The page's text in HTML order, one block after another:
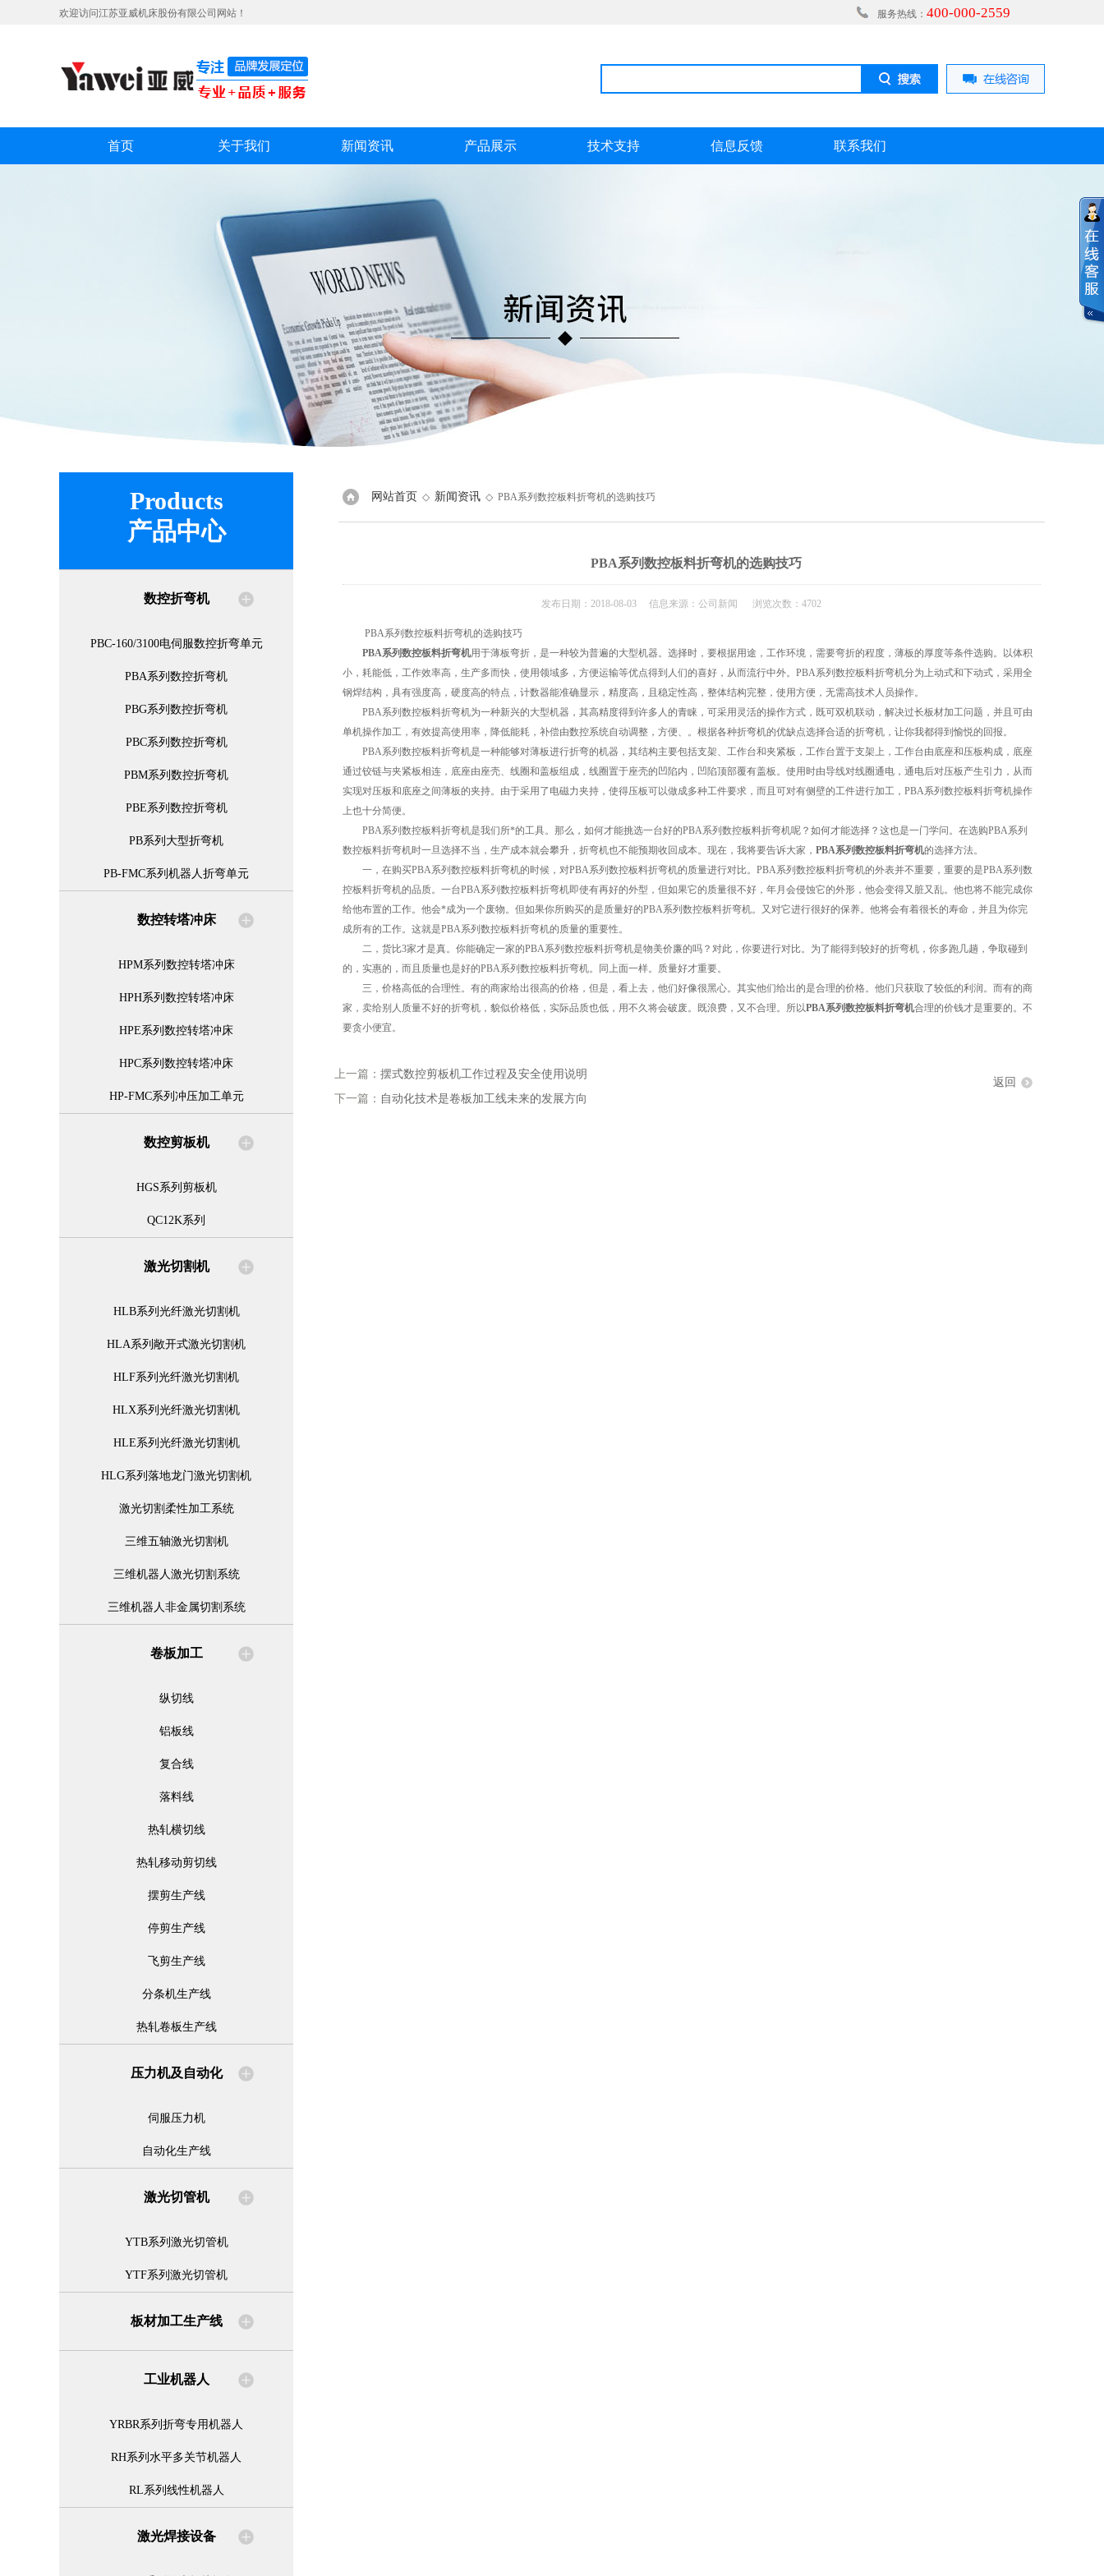
欢迎访问江苏亚威机床股份有限公司网站！ 服务热线： 400-000-2559
首页 关于我们 新闻资讯 产品展示 技术支持 信息反馈 联系我们
Products
产品中心
数控折弯机
PBC-160/3100电伺服数控折弯单元
PBA系列数控折弯机
PBG系列数控折弯机
PBC系列数控折弯机
PBM系列数控折弯机
PBE系列数控折弯机
PB系列大型折弯机
PB-FMC系列机器人折弯单元
数控转塔冲床
HPM系列数控转塔冲床
HPH系列数控转塔冲床
HPE系列数控转塔冲床
HPC系列数控转塔冲床
HP-FMC系列冲压加工单元
数控剪板机
HGS系列剪板机
QC12K系列
激光切割机
HLB系列光纤激光切割机
HLA系列敞开式激光切割机
HLF系列光纤激光切割机
HLX系列光纤激光切割机
HLE系列光纤激光切割机
HLG系列落地龙门激光切割机
激光切割柔性加工系统
三维五轴激光切割机
三维机器人激光切割系统
三维机器人非金属切割系统
卷板加工
纵切线
铝板线
复合线
落料线
热轧横切线
热轧移动剪切线
摆剪生产线
停剪生产线
飞剪生产线
分条机生产线
热轧卷板生产线
压力机及自动化
伺服压力机
自动化生产线
激光切管机
YTB系列激光切管机
YTF系列激光切管机
板材加工生产线
工业机器人
YRBR系列折弯专用机器人
RH系列水平多关节机器人
RL系列线性机器人
激光焊接设备
网站首页 ◇ 新闻资讯 ◇ PBA系列数控板料折弯机的选购技巧
PBA系列数控板料折弯机的选购技巧
发布日期：2018-08-03 信息来源：公司新闻 浏览次数：4702
PBA系列数控板料折弯机的选购技巧
PBA系列数控板料折弯机用于薄板弯折，是一种较为普遍的大型机器。选择时，要根据用途，工作环境，需要弯折的程度，薄板的厚度等条件选购。以体积
小，耗能低，工作效率高，生产多而快，使用领域多，方便运输等优点得到人们的喜好，从而流行中外。PBA系列数控板料折弯机分为上动式和下动式，采用全
钢焊结构，具有强度高，硬度高的特点，计数器能准确显示，精度高，且稳定性高，整体结构完整，使用方便，无需高技术人员操作。
PBA系列数控板料折弯机为一种新兴的大型机器，其高精度得到许多人的青睐，可采用灵活的操作方式，既可双机联动，解决过长板材加工问题，并且可由
单机操作加工，有效提高使用率，降低能耗，补偿由数控系统自动调整，方便、。根据各种折弯机的优缺点选择合适的折弯机，让你我都得到愉悦的回报。
PBA系列数控板料折弯机是一种能够对薄板进行折弯的机器，其结构主要包括支架、工作台和夹紧板，工作台置于支架上，工作台由底座和压板构成，底座
通过铰链与夹紧板相连，底座由座壳、线圈和盖板组成，线圈置于座壳的凹陷内，凹陷顶部覆有盖板。使用时由导线对线圈通电，通电后对压板产生引力，从而
实现对压板和底座之间薄板的夹持。由于采用了电磁力夹持，使得压板可以做成多种工件要求，而且可对有侧壁的工件进行加工，PBA系列数控板料折弯机操作
上也十分简便。
PBA系列数控板料折弯机是我们所*的工具。那么，如何才能挑选一台好的PBA系列数控板料折弯机呢？如何才能选择？这也是一门学问。在选购PBA系列
数控板料折弯机时一旦选择不当，生产成本就会攀升，折弯机也不能预期收回成本。现在，我将要告诉大家， PBA系列数控板料折弯机的选择方法。
一，在购买PBA系列数控板料折弯机的时候，对PBA系列数控板料折弯机的质量进行对比。PBA系列数控板料折弯机的外表并不重要，重要的是PBA系列数
控板料折弯机的品质。一台PBA系列数控板料折弯机即使有再好的外型，但如果它的质量很不好，年月会侵蚀它的外形，他会变得又脏又乱。他也将不能完成你
给他布置的工作。他会*成为一个废物。但如果你所购买的是质量好的PBA系列数控板料折弯机。又对它进行很好的保养。他将会有着很长的寿命，并且为你完
成所有的工作。这就是PBA系列数控板料折弯机的质量的重要性。
二，货比3家才是真。你能确定一家的PBA系列数控板料折弯机是物美价廉的吗？对此，你要进行对比。为了能得到较好的折弯机，你多跑几趟，争取碰到
的，实惠的，而且质量也是好的PBA系列数控板料折弯机。同上面一样。质量好才重要。
三，价格高低的合理性。有的商家给出很高的价格，但是，看上去，他们好像很黑心。其实他们给出的是合理的价格。他们只获取了较低的利润。而有的商
家，卖给别人质量不好的折弯机，貌似价格低，实际品质也低，用不久将会破废。既浪费，又不合理。所以PBA系列数控板料折弯机合理的价钱才是重要的。不
要贪小便宜。
上一篇： 摆式数控剪板机工作过程及安全使用说明
下一篇： 自动化技术是卷板加工线未来的发展方向
返回